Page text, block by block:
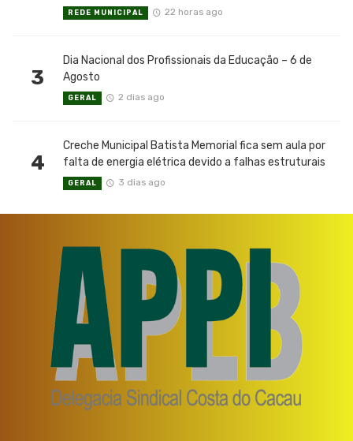
REDE MUNICIPAL 22 horas ago
3
Dia Nacional dos Profissionais da Educação – 6 de
Agosto
GERAL 2 dias ago
4
Creche Municipal Batista Memorial fica sem aula por
falta de energia elétrica devido a falhas estruturais
GERAL 3 dias ago